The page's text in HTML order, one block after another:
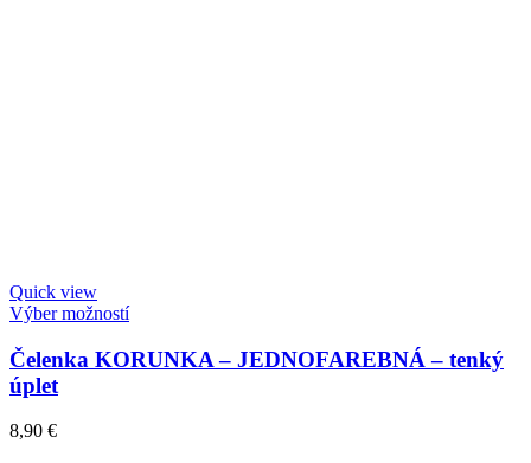
Quick view
Výber možností
Čelenka KORUNKA – JEDNOFAREBNÁ – tenký
úplet
8,90 €